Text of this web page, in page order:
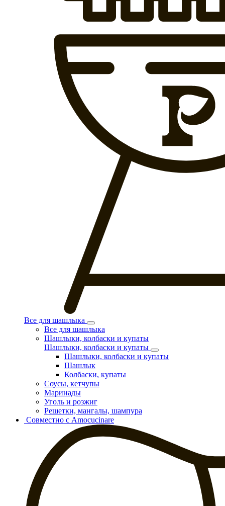
Все для шашлыка
Все для шашлыка
Шашлыки, колбаски и купаты
Шашлыки, колбаски и купаты
Шашлыки, колбаски и купаты
Шашлык
Колбаски, купаты
Соусы, кетчупы
Маринады
Уголь и розжиг
Решетки, мангалы, шампура
Совместно с Amocucinare